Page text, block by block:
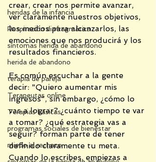
heridas de la infancia
Respiración diafragmática
síntomas herida de abandono
herida de abandono
terapia de pareja
Terapeutas online
Terapias básicas
programas sociales de bienestar
miedo al rechazo
crear, crear nos permite avanzar,
ver claramente nuestros objetivos,
los medios para alcanzarlos, las
emociones que nos producirá y los
resultados financieros.
Es común escuchar a la gente
decir: "Quiero aumentar mis
ingresos", sin embargo, ¿cómo lo
vas a lograr? ¿cuánto tiempo te var
a tomar? ¿qué estrategia vas a
seguir? forman parte de tener
definido claramente tu meta.
Cuando lo escribes, empiezas a